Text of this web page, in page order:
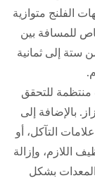
الفلنج متوازية
للمسافة بين
إلى ثمانية
منتظمة للتحقق
بالإضافة إلى
التآكل، أو
اللازم، وإزالة
بشكل